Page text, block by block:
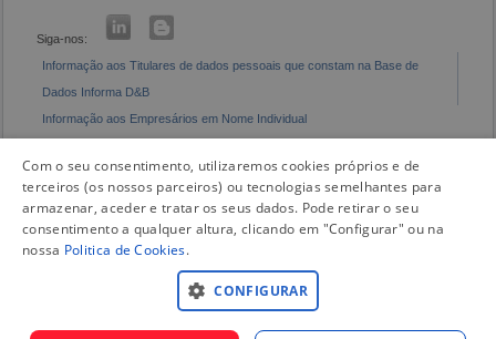
Siga-nos:
Informação aos Titulares de dados pessoais que constam na Base de
Dados Informa D&B
Informação aos Empresários em Nome Individual
Com o seu consentimento, utilizaremos cookies próprios e de
terceiros (os nossos parceiros) ou tecnologias semelhantes para
armazenar, aceder e tratar os seus dados. Pode retirar o seu
consentimento a qualquer altura, clicando em "Configurar" ou na
nossa Politica de Cookies.
CONFIGURAR